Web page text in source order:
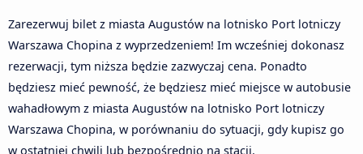
Zarezerwuj bilet z miasta Augustów na lotnisko Port lotniczy
Warszawa Chopina z wyprzedzeniem! Im wcześniej dokonasz
rezerwacji, tym niższa będzie zazwyczaj cena. Ponadto
będziesz mieć pewność, że będziesz mieć miejsce w autobusie
wahadłowym z miasta Augustów na lotnisko Port lotniczy
Warszawa Chopina, w porównaniu do sytuacji, gdy kupisz go
w ostatniej chwili lub bezpośrednio na stacji.